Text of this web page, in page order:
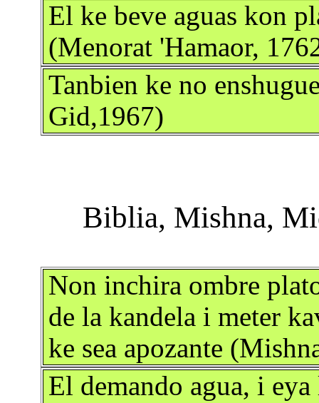
El ke beve aguas kon
(Menorat 'Hamaor,
Tanbien ke no
Gid,1967)
Non inchira ombre
de la kandela i meter
ke sea apozante
El demando agua, i